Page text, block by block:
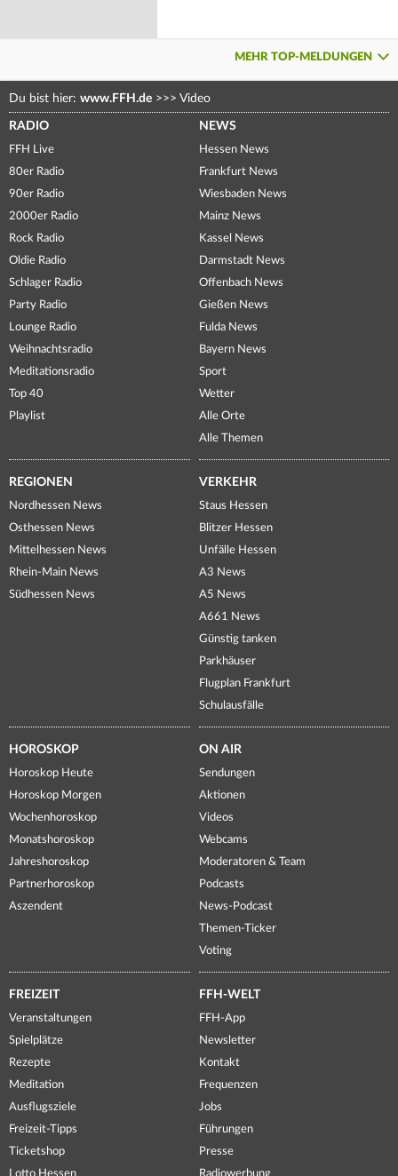
MEHR TOP-MELDUNGEN
Du bist hier: www.FFH.de >>> Video
RADIO
FFH Live
80er Radio
90er Radio
2000er Radio
Rock Radio
Oldie Radio
Schlager Radio
Party Radio
Lounge Radio
Weihnachtsradio
Meditationsradio
Top 40
Playlist
NEWS
Hessen News
Frankfurt News
Wiesbaden News
Mainz News
Kassel News
Darmstadt News
Offenbach News
Gießen News
Fulda News
Bayern News
Sport
Wetter
Alle Orte
Alle Themen
REGIONEN
Nordhessen News
Osthessen News
Mittelhessen News
Rhein-Main News
Südhessen News
VERKEHR
Staus Hessen
Blitzer Hessen
Unfälle Hessen
A3 News
A5 News
A661 News
Günstig tanken
Parkhäuser
Flugplan Frankfurt
Schulausfälle
HOROSKOP
Horoskop Heute
Horoskop Morgen
Wochenhoroskop
Monatshoroskop
Jahreshoroskop
Partnerhoroskop
Aszendent
ON AIR
Sendungen
Aktionen
Videos
Webcams
Moderatoren & Team
Podcasts
News-Podcast
Themen-Ticker
Voting
FREIZEIT
Veranstaltungen
Spielplätze
Rezepte
Meditation
Ausflugsziele
Freizeit-Tipps
Ticketshop
Lotto Hessen
FFH-WELT
FFH-App
Newsletter
Kontakt
Frequenzen
Jobs
Führungen
Presse
Radiowerbung